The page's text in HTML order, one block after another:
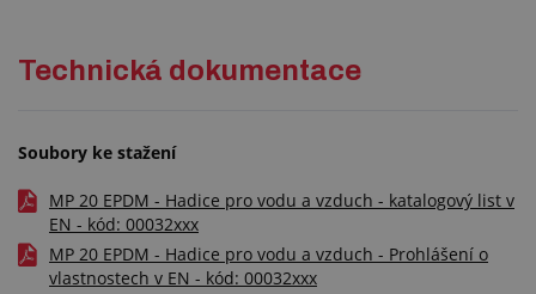
Technická dokumentace
Soubory ke stažení
MP 20 EPDM - Hadice pro vodu a vzduch - katalogový list v
EN - kód: 00032xxx
MP 20 EPDM - Hadice pro vodu a vzduch - Prohlášení o
vlastnostech v EN - kód: 00032xxx